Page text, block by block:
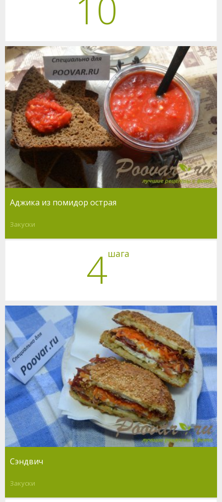
Аджика из помидор острая
Закуски
4шага
Сэндвич
Закуски